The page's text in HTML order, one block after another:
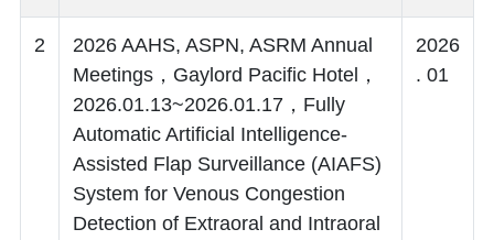
2
2026 AAHS, ASPN, ASRM Annual
Meetings，Gaylord Pacific Hotel，
2026.01.13~2026.01.17，Fully
Automatic Artificial Intelligence-
Assisted Flap Surveillance (AIAFS)
System for Venous Congestion
Detection of Extraoral and Intraoral
2026
. 01